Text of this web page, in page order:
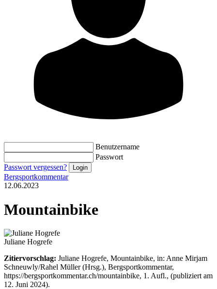
Benutzername
Passwort
Passwort vergessen?
Bergsportkommentar
12.06.2023
Mountainbike
Juliane Hogrefe
Zitiervorschlag: Juliane Hogrefe, Mountainbike, in: Anne Mirjam
Schneuwly/Rahel Müller (Hrsg.), Bergsportkommentar,
https://bergsportkommentar.ch/mountainbike, 1. Aufl., (publiziert am
12. Juni 2024).